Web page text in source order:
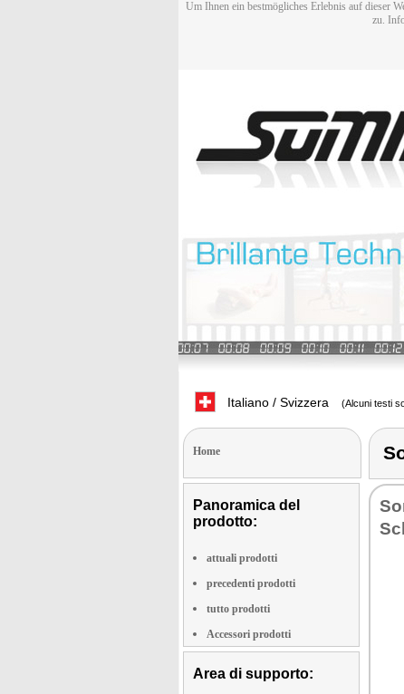
Um Ihnen ein bestmögliches Erlebnis auf dieser
zu.
Italiano / Svizzera (Alcuni testi
Home
Panoramica del
prodotto:
attuali prodotti
precedenti prodotti
tutto prodotti
Accessori prodotti
Area di supporto: